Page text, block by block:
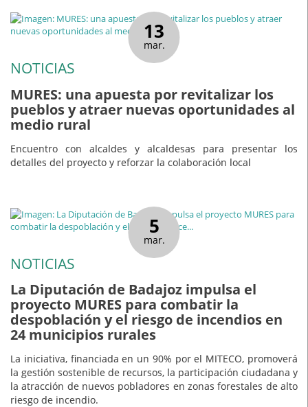
13
mar.
NOTICIAS
MURES: una apuesta por revitalizar los
pueblos y atraer nuevas oportunidades al
medio rural
Encuentro con alcaldes y alcaldesas para presentar los
detalles del proyecto y reforzar la colaboración local
5
mar.
NOTICIAS
La Diputación de Badajoz impulsa el
proyecto MURES para combatir la
despoblación y el riesgo de incendios en
24 municipios rurales
La iniciativa, financiada en un 90% por el MITECO, promoverá
la gestión sostenible de recursos, la participación ciudadana y
la atracción de nuevos pobladores en zonas forestales de alto
riesgo de incendio.